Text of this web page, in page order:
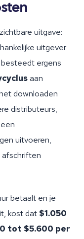
uitgave:
uitgever
ergens
aan
downloaden
distributeurs,
uitvoeren,
afschriften
betaalt en je
kost dat $1.050
tot $5.600 per